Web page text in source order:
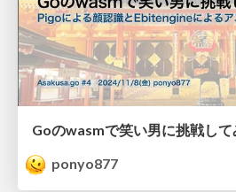
Goのwasmで笑い男に挑戦して
ponyo877